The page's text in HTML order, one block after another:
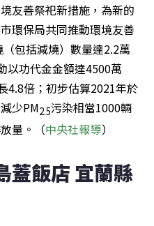
友善祭祀新措施，為新的
環保局共同推動環境友善
包括減燒）數量達2.2萬
以功代金金額達4500萬
4.8倍；初步估算2021年於
少PM2.5污染相當1000輛
量。（中央社報導）
蓋飯店 宜蘭縣